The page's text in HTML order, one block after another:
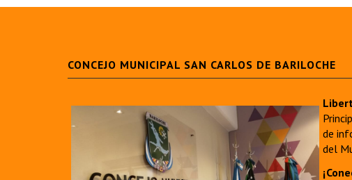
CONCEJO MUNICIPAL SAN CARLOS DE BARILOCHE
de
del